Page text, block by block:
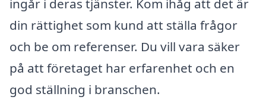
ingår i deras tjänster. Kom ihåg att det är
din rättighet som kund att ställa frågor
och be om referenser. Du vill vara säker
på att företaget har erfarenhet och en
god ställning i branschen.